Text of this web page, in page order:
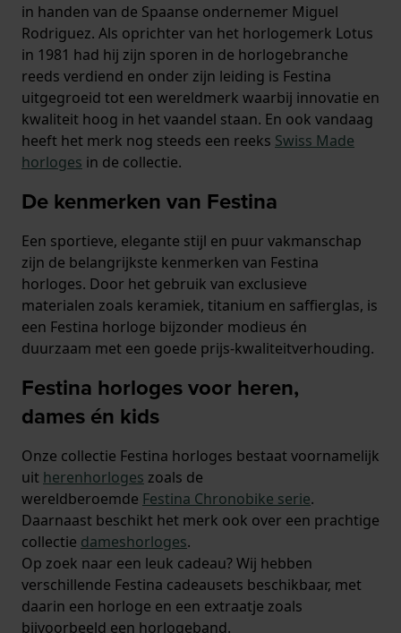
in handen van de Spaanse ondernemer Miguel
Rodriguez. Als oprichter van het horlogemerk Lotus
in 1981 had hij zijn sporen in de horlogebranche
reeds verdiend en onder zijn leiding is Festina
uitgegroeid tot een wereldmerk waarbij innovatie en
kwaliteit hoog in het vaandel staan. En ook vandaag
heeft het merk nog steeds een reeks Swiss Made
horloges in de collectie.
De kenmerken van Festina
Een sportieve, elegante stijl en puur vakmanschap
zijn de belangrijkste kenmerken van Festina
horloges. Door het gebruik van exclusieve
materialen zoals keramiek, titanium en saffierglas, is
een Festina horloge bijzonder modieus én
duurzaam met een goede prijs-kwaliteitverhouding.
Festina horloges voor heren,
dames én kids
Onze collectie Festina horloges bestaat voornamelijk
uit herenhorloges zoals de
wereldberoemde Festina Chronobike serie.
Daarnaast beschikt het merk ook over een prachtige
collectie dameshorloges.
Op zoek naar een leuk cadeau? Wij hebben
verschillende Festina cadeausets beschikbaar, met
daarin een horloge en een extraatje zoals
bijvoorbeeld een horlogeband.